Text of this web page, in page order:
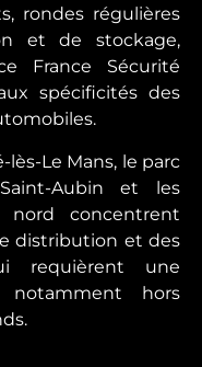
rondes régulières
et de stockage,
France Sécurité
spécificités des
lès-Le Mans, le parc
Aubin et les
concentrent
distribution et des
requièrent une
notamment hors